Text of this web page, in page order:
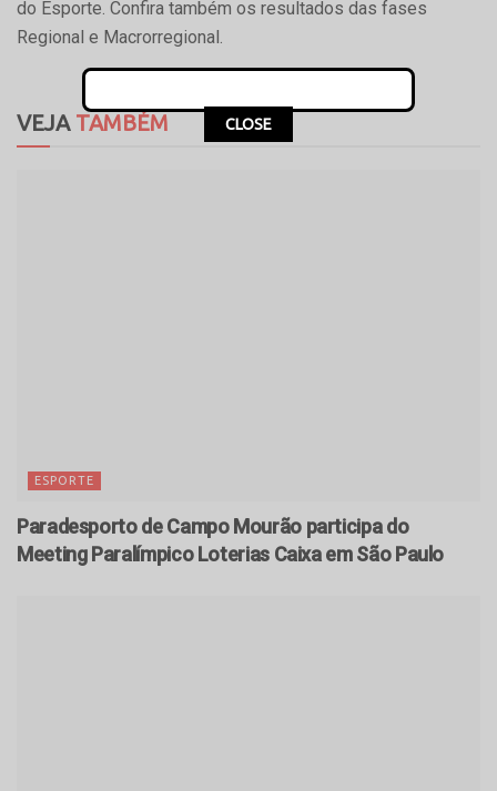
do Esporte. Confira também os resultados das fases
Regional e Macrorregional.
VEJATAMBÉM
ESPORTE
Paradesporto de Campo Mourão participa do
Meeting Paralímpico Loterias Caixa em São Paulo
CLOSE